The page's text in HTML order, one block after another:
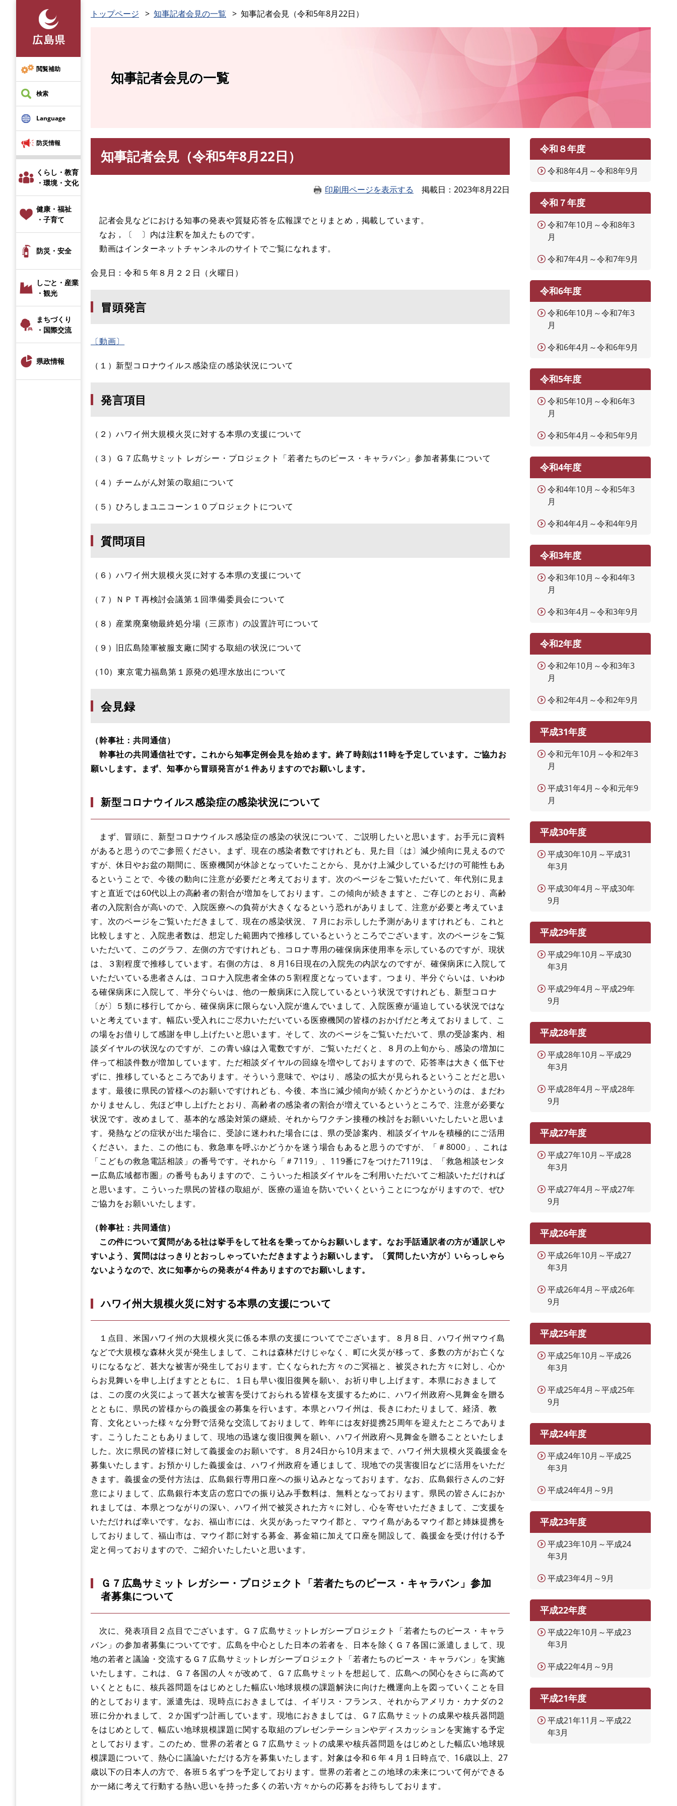
先
頭
で
す
閲覧補助
検索
Language
防災情報
くらし・教育
・環境・文化
健康・福祉
・子育て
防災・安全
しごと・産業
・観光
まちづくり
・国際交流
県政情報
トップページ 知事記者会見の一覧 知事記者会見（令和5年8月22日）
知事記者会見の一覧
知事記者会見（令和5年8月22日）
印刷用ページを表示する 掲載日 2023年8月22日
​ 記者会見などにおける知事の発表や質疑応答を広報課でとりまとめ，掲載しています。
なお，〔 〕内は注釈を加えたものです。
動画はインターネットチャンネルのサイトでご覧になれます。
会見日：令和５年８月２２日（火曜日）
冒頭発言
〔動画〕
（１）新型コロナウイルス感染症の感染状況について
発言項目
（２）ハワイ州大規模火災に対する本県の支援について
（３）Ｇ７広島サミット レガシー・プロジェクト「若者たちのピース・キャラバン」参加者募集について
（４）チームがん対策の取組について
（５）ひろしまユニコーン１０プロジェクトについて
質問項目
（６）ハワイ州大規模火災に対する本県の支援について
（７）ＮＰＴ再検討会議第１回準備委員会について
（８）産業廃棄物最終処分場（三原市）の設置許可について
（９）旧広島陸軍被服支廠に関する取組の状況について
（10）東京電力福島第１原発の処理水放出について
会見録
（幹事社：共同通信）
幹事社の共同通信社です。これから知事定例会見を始めます。終了時刻は11時を予定しています。ご協力お
願いします。まず、知事から冒頭発言が１件ありますのでお願いします。
新型コロナウイルス感染症の感染状況について
まず、冒頭に、新型コロナウイルス感染症の感染の状況について、ご説明したいと思います。お手元に資料
があると思うのでご参照ください。まず、現在の感染者数ですけれども、見た目〔は〕減少傾向に見えるので
すが、休日やお盆の期間に、医療機関が休診となっていたことから、見かけ上減少しているだけの可能性もあ
るということで、今後の動向に注意が必要だと考えております。次のページをご覧いただいて、年代別に見ま
すと直近では60代以上の高齢者の割合が増加をしております。この傾向が続きますと、ご存じのとおり、高齢
者の入院割合が高いので、入院医療への負荷が大きくなるという恐れがありまして、注意が必要と考えていま
す。次のページをご覧いただきまして、現在の感染状況、７月にお示しした予測がありますけれども、これと
比較しますと、入院患者数は、想定した範囲内で推移しているというところでございます。次のページをご覧
いただいて、このグラフ、左側の方ですけれども、コロナ専用の確保病床使用率を示しているのですが、現状
は、３割程度で推移しています。右側の方は、８月16日現在の入院先の内訳なのですが、確保病床に入院して
いただいている患者さんは、コロナ入院患者全体の５割程度となっています。つまり、半分ぐらいは、いわゆ
る確保病床に入院して、半分ぐらいは、他の一般病床に入院しているという状況ですけれども、新型コロナ
〔が〕５類に移行してから、確保病床に限らない入院が進んでいまして、入院医療が逼迫している状況ではな
いと考えています。幅広い受入れにご尽力いただいている医療機関の皆様のおかげだと考えておりまして、こ
の場をお借りして感謝を申し上げたいと思います。そして、次のページをご覧いただいて、県の受診案内、相
談ダイヤルの状況なのですが、この青い線は入電数ですが、ご覧いただくと、８月の上旬から、感染の増加に
伴って相談件数が増加しています。ただ相談ダイヤルの回線を増やしておりますので、応答率は大きく低下せ
ずに、推移しているところであります。そういう意味で、やはり、感染の拡大が見られるということだと思い
ます。最後に県民の皆様へのお願いですけれども、今後、本当に減少傾向が続くかどうかというのは、まだわ
かりませんし、先ほど申し上げたとおり、高齢者の感染者の割合が増えているというところで、注意が必要な
状況です。改めまして、基本的な感染対策の継続、それからワクチン接種の検討をお願いいたしたいと思いま
す。発熱などの症状が出た場合に、受診に迷われた場合には、県の受診案内、相談ダイヤルを積極的にご活用
ください。また、この他にも、救急車を呼ぶかどうかを迷う場合もあると思うのですが、「＃8000」、これは
「こどもの救急電話相談」の番号です。それから「＃7119」、119番に7をつけた7119は、「救急相談センタ
ー広島広域都市圏」の番号もありますので、こういった相談ダイヤルをご利用いただいてご相談いただければ
と思います。こういった県民の皆様の取組が、医療の逼迫を防いでいくということにつながりますので、ぜひ
ご協力をお願いいたします。
（幹事社：共同通信）
この件について質問がある社は挙手をして社名を乗ってからお願いします。なお手話通訳者の方が通訳しや
すいよう、質問ははっきりとおっしゃっていただきますようお願いします。〔質問したい方が〕いらっしゃら
ないようなので、次に知事からの発表が４件ありますのでお願いします。
ハワイ州大規模火災に対する本県の支援について
１点目、米国ハワイ州の大規模火災に係る本県の支援についてでございます。８月８日、ハワイ州マウイ島
などで大規模な森林火災が発生しまして、これは森林だけじゃなく、町に火災が移って、多数の方がお亡くな
りになるなど、甚大な被害が発生しております。亡くなられた方々のご冥福と、被災された方々に対し、心か
らお見舞いを申し上げますとともに、１日も早い復旧復興を願い、お祈り申し上げます。本県におきまして
は、この度の火災によって甚大な被害を受けておられる皆様を支援するために、ハワイ州政府へ見舞金を贈る
とともに、県民の皆様からの義援金の募集を行います。本県とハワイ州は、長きにわたりまして、経済、教
育、文化といった様々な分野で活発な交流しておりまして、昨年には友好提携25周年を迎えたところでありま
す。こうしたこともありまして、現地の迅速な復旧復興を願い、ハワイ州政府へ見舞金を贈ることといたしま
した。次に県民の皆様に対して義援金のお願いです。８月24日から10月末まで、ハワイ州大規模火災義援金を
募集いたします。お預かりした義援金は、ハワイ州政府を通じまして、現地での災害復旧などに活用をいただ
きます。義援金の受付方法は、広島銀行専用口座への振り込みとなっております。なお、広島銀行さんのご好
意によりまして、広島銀行本支店の窓口での振り込み手数料は、無料となっております。県民の皆さんにおか
れましては、本県とつながりの深い、ハワイ州で被災された方々に対し、心を寄せいただきまして、ご支援を
いただければ幸いです。なお、福山市には、火災があったマウイ郡と、マウイ島があるマウイ郡と姉妹提携を
しておりまして、福山市は、マウイ郡に対する募金、募金箱に加えて口座を開設して、義援金を受け付ける予
定と伺っておりますので、ご紹介いたしたいと思います。
Ｇ７広島サミット レガシー・プロジェクト「若者たちのピース・キャラバン」参加
者募集について
次に、発表項目２点目でございます。Ｇ７広島サミットレガシープロジェクト「若者たちのピース・キャラ
バン」の参加者募集についてです。広島を中心とした日本の若者を、日本を除くＧ７各国に派遣しまして、現
地の若者と議論・交流するＧ７広島サミットレガシープロジェクト「若者たちのピース・キャラバン」を実施
いたします。これは、Ｇ７各国の人々が改めて、Ｇ７広島サミットを想起して、広島への関心をさらに高めて
いくとともに、核兵器問題をはじめとした幅広い地球規模の課題解決に向けた機運向上を図っていくことを目
的としております。派遣先は、現時点におきましては、イギリス・フランス、それからアメリカ・カナダの２
班に分かれまして、２か国ずつ計画しています。現地におきましては、Ｇ７広島サミットの成果や核兵器問題
をはじめとして、幅広い地球規模課題に関する取組のプレゼンテーションやディスカッションを実施する予定
としております。このため、世界の若者とＧ７広島サミットの成果や核兵器問題をはじめとした幅広い地球規
模課題について、熱心に議論いただける方を募集いたします。対象は令和６年４月１日時点で、16歳以上、27
歳以下の日本人の方で、各班５名ずつを予定しております。世界の若者とこの地球の未来について何ができる
か一緒に考えて行動する熱い思いを持った多くの若い方々からの応募をお待ちしております。
令和８年度
令和8年4月～令和8年9月
令和７年度
令和7年10月～令和8年3
月
令和7年4月～令和7年9月
令和6年度
令和6年10月～令和7年3
月
令和6年4月～令和6年9月
令和5年度
令和5年10月～令和6年3
月
令和5年4月～令和5年9月
令和4年度
令和4年10月～令和5年3
月
令和4年4月～令和4年9月
令和3年度
令和3年10月～令和4年3
月
令和3年4月～令和3年9月
令和2年度
令和2年10月～令和3年3
月
令和2年4月～令和2年9月
平成31年度
令和元年10月～令和2年3
月
平成31年4月～令和元年9
月
平成30年度
平成30年10月～平成31
年3月
平成30年4月～平成30年
9月
平成29年度
平成29年10月～平成30
年3月
平成29年4月～平成29年
9月
平成28年度
平成28年10月～平成29
年3月
平成28年4月～平成28年
9月
平成27年度
平成27年10月～平成28
年3月
平成27年4月～平成27年
9月
平成26年度
平成26年10月～平成27
年3月
平成26年4月～平成26年
9月
平成25年度
平成25年10月～平成26
年3月
平成25年4月～平成25年
9月
平成24年度
平成24年10月～平成25
年3月
平成24年4月～9月
平成23年度
平成23年10月～平成24
年3月
平成23年4月～9月
平成22年度
平成22年10月～平成23
年3月
平成22年4月～9月
平成21年度
平成21年11月～平成22
年3月